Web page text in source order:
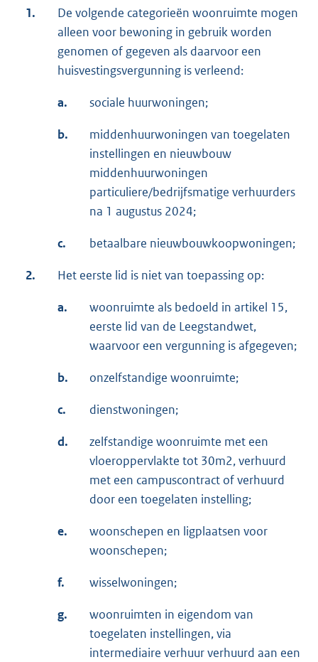
1.
De volgende categorieën woonruimte mogen
alleen voor bewoning in gebruik worden
genomen of gegeven als daarvoor een
huisvestingsvergunning is verleend:
a. sociale huurwoningen;
b.
middenhuurwoningen van toegelaten
instellingen en nieuwbouw
middenhuurwoningen
particuliere/bedrijfsmatige verhuurders
na 1 augustus 2024;
c. betaalbare nieuwbouwkoopwoningen;
2. Het eerste lid is niet van toepassing op:
a.
woonruimte als bedoeld in artikel 15,
eerste lid van de Leegstandwet,
waarvoor een vergunning is afgegeven;
b. onzelfstandige woonruimte;
c. dienstwoningen;
d.
zelfstandige woonruimte met een
vloeroppervlakte tot 30m2, verhuurd
met een campuscontract of verhuurd
door een toegelaten instelling;
e.
woonschepen en ligplaatsen voor
woonschepen;
f. wisselwoningen;
g.
woonruimten in eigendom van
toegelaten instellingen, via
intermediaire verhuur verhuurd aan een